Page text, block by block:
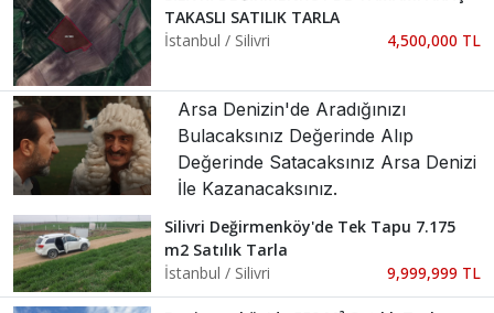
TAKASLI SATILIK TARLA
İstanbul / Silivri
4,500,000 TL
Arsa Denizin'de Aradığınızı
Bulacaksınız Değerinde Alıp
Değerinde Satacaksınız Arsa Denizi
İle Kazanacaksınız.
Silivri Değirmenköy'de Tek Tapu 7.175
m2 Satılık Tarla
İstanbul / Silivri
9,999,999 TL